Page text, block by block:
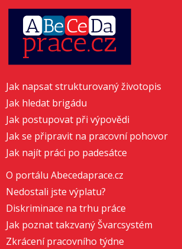
Jak napsat strukturovaný životopis
Jak hledat brigádu
Jak postupovat při výpovědi
Jak se připravit na pracovní pohovor
Jak najít práci po padesátce
O portálu Abecedaprace.cz
Nedostali jste výplatu?
Diskriminace na trhu práce
Jak poznat takzvaný Švarcsystém
Zkrácení pracovního týdne